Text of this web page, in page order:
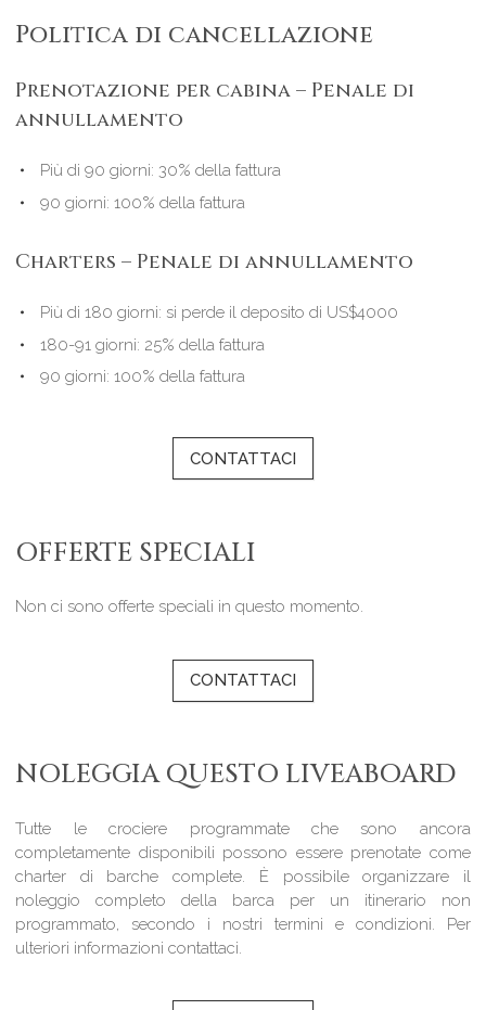
Politica di cancellazione
Prenotazione per cabina – Penale di
annullamento
Più di 90 giorni: 30% della fattura
90 giorni: 100% della fattura
Charters – Penale di annullamento
Più di 180 giorni: si perde il deposito di US$4000
180-91 giorni: 25% della fattura
90 giorni: 100% della fattura
CONTATTACI
OFFERTE SPECIALI
Non ci sono offerte speciali in questo momento.
CONTATTACI
NOLEGGIA QUESTO LIVEABOARD
Tutte le crociere programmate che sono ancora
completamente disponibili possono essere prenotate come
charter di barche complete. È possibile organizzare il
noleggio completo della barca per un itinerario non
programmato, secondo i nostri termini e condizioni. Per
ulteriori informazioni contattaci.